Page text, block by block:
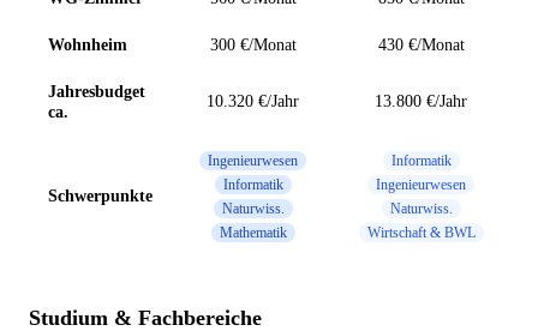
Wohnheim 300 €/Monat 430 €/Monat
Jahresbudget
ca.
10.320 €/Jahr 13.800 €/Jahr
Schwerpunkte
Ingenieurwesen
Informatik
Naturwiss.
Mathematik
Informatik
Ingenieurwesen
Naturwiss.
Wirtschaft & BWL
Studium & Fachbereiche